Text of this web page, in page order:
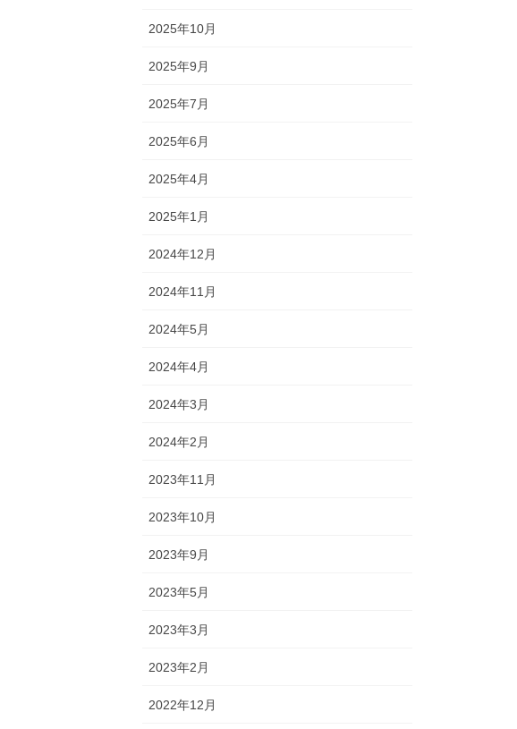
2025年10月
2025年9月
2025年7月
2025年6月
2025年4月
2025年1月
2024年12月
2024年11月
2024年5月
2024年4月
2024年3月
2024年2月
2023年11月
2023年10月
2023年9月
2023年5月
2023年3月
2023年2月
2022年12月